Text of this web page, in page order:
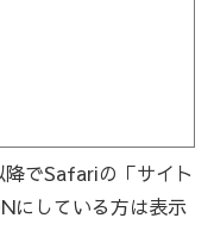
でSafariの「サイト
にしている方は表示